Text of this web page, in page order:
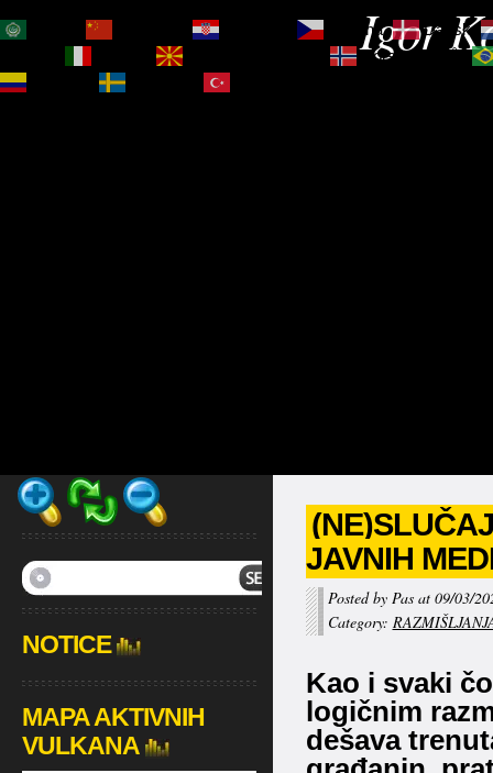
Igor
JAVNIH
Posted by Pas at 09/03/
Category:
Kao i svaki
logičnim
dešava
NOTICE
MAPA AKTIVNIH
VULKANA
Čeština‎
Dansk
Norsk bokmål